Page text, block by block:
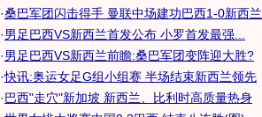
·桑巴军团闪击得手 曼联中场建功巴西1-0新西兰
·男足巴西VS新西兰首发公布 小罗首发最强...
·男足巴西VS新西兰前瞻:桑巴军团变阵迎大胜?
·快讯:奥运女足G组小组赛 半场结束新西兰领先
·巴西"走穴"新加坡 新西兰、比利时高质量热身